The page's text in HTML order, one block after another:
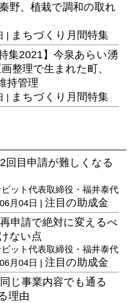
野、植栽で調和の取れ
| まちづくり月間特集
集2021】今泉あらい湧
整理で生まれた町、
持管理
| まちづくり月間特集
回目申請が難しくなる
ット代表取締役・福井泰代
月04日 | 注目の助成金
申請で絶対に変えるべ
ない点
ット代表取締役・福井泰代
月04日 | 注目の助成金
じ事業内容でも通る
理由